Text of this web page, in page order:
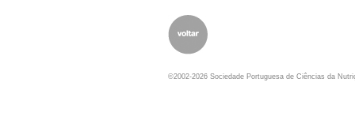
©2002-2026 Sociedade Portuguesa de Ciências da